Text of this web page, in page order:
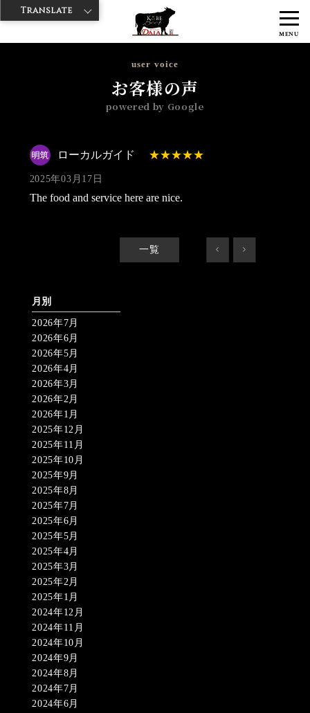
MENU
神戸牛ダイヤ > 神戸牛ダイア 浅草1号店
ローカ
user voice
お客様の声
powered by Google
ローカルガイド
2025年03月17日
The food and service here are nice.
一覧 < >
月別
2026年7月
2026年6月
2026年5月
2026年4月
2026年3月
2026年2月
2026年1月
2025年12月
2025年11月
2025年10月
2025年9月
2025年8月
2025年7月
2025年6月
2025年5月
2025年4月
2025年3月
2025年2月
2025年1月
2024年12月
2024年11月
2024年10月
2024年9月
2024年8月
2024年7月
2024年6月
Translate